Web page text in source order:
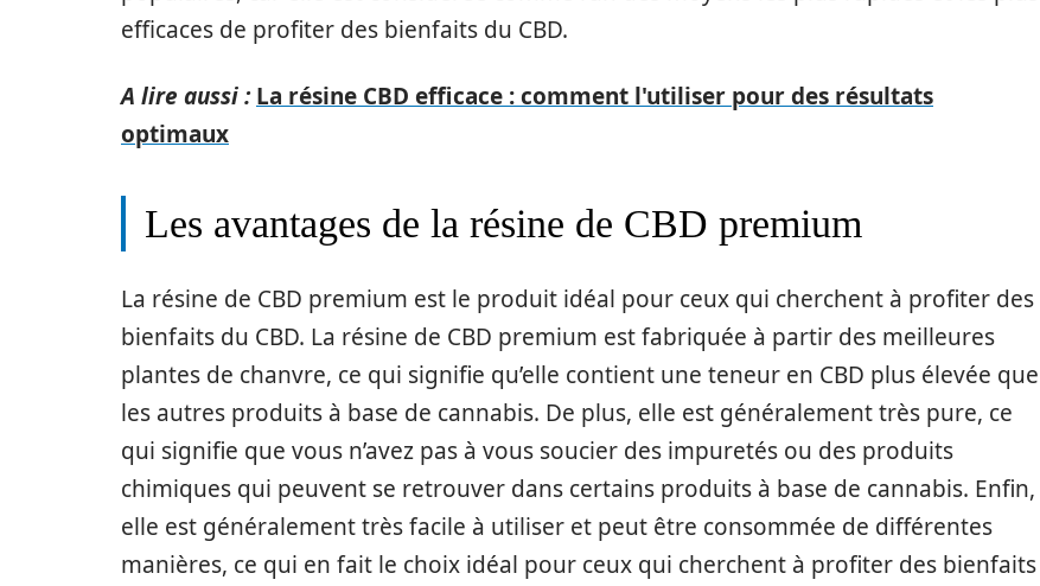
efficaces de profiter des bienfaits du CBD.
A lire aussi : La résine CBD efficace : comment l'utiliser pour des résultats
optimaux
Les avantages de la résine de CBD premium
La résine de CBD premium est le produit idéal pour ceux qui cherchent à profiter des
bienfaits du CBD. La résine de CBD premium est fabriquée à partir des meilleures
plantes de chanvre, ce qui signifie qu’elle contient une teneur en CBD plus élevée que
les autres produits à base de cannabis. De plus, elle est généralement très pure, ce
qui signifie que vous n’avez pas à vous soucier des impuretés ou des produits
chimiques qui peuvent se retrouver dans certains produits à base de cannabis. Enfin,
elle est généralement très facile à utiliser et peut être consommée de différentes
manières, ce qui en fait le choix idéal pour ceux qui cherchent à profiter des bienfaits